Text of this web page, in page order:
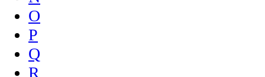
O
P
Q
R